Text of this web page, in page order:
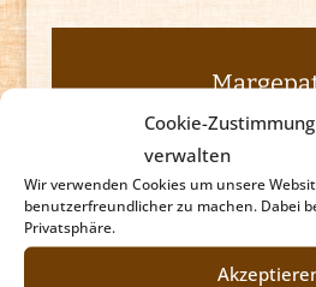
Cookie-Zustimmung
verwalten
Wir verwenden Cookies um unsere
benutzerfreundlicher zu machen. Dabei
Privatsphäre.
Tutti